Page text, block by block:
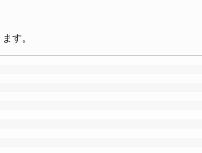
す。